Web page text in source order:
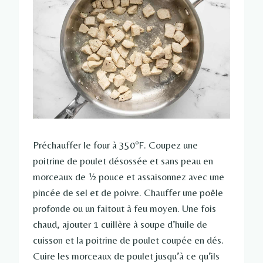
Préchauffer le four à 350ºF. Coupez une
poitrine de poulet désossée et sans peau en
morceaux de ½ pouce et assaisonnez avec une
pincée de sel et de poivre. Chauffer une poêle
profonde ou un faitout à feu moyen. Une fois
chaud, ajouter 1 cuillère à soupe d’huile de
cuisson et la poitrine de poulet coupée en dés.
Cuire les morceaux de poulet jusqu’à ce qu’ils